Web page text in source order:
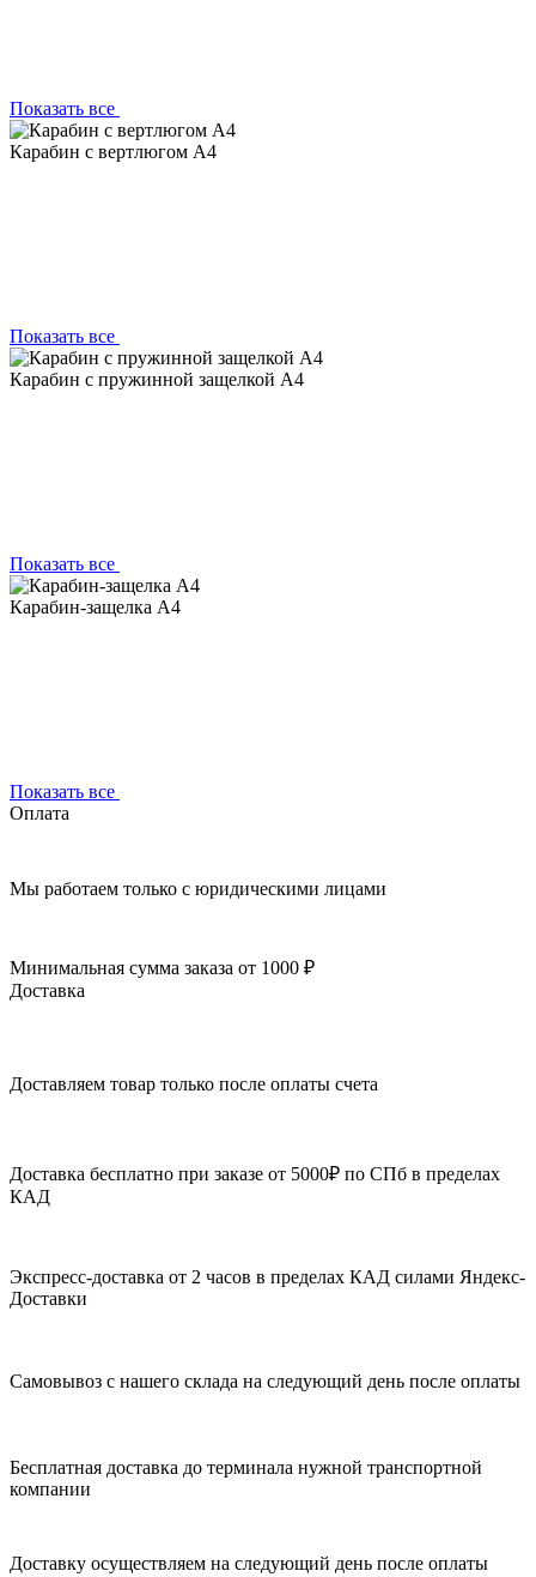
Показать все
Карабин с вертлюгом А4
Показать все
Карабин с пружинной защелкой А4
Показать все
Карабин-защелка А4
Показать все
Оплата
Мы работаем только с юридическими лицами
Минимальная сумма заказа от 1000 ₽
Доставка
Доставляем товар только после оплаты счета
Доставка бесплатно при заказе от 5000₽ по СПб в пределах
КАД
Экспресс-доставка от 2 часов в пределах КАД силами Яндекс-
Доставки
Самовывоз с нашего склада на следующий день после оплаты
Бесплатная доставка до терминала нужной транспортной
компании
Доставку осуществляем на следующий день после оплаты